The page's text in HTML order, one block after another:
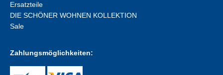
Ersatzteile
DIE SCHÖNER WOHNEN KOLLEKTION
Sale
Zahlungsmöglichkeiten: